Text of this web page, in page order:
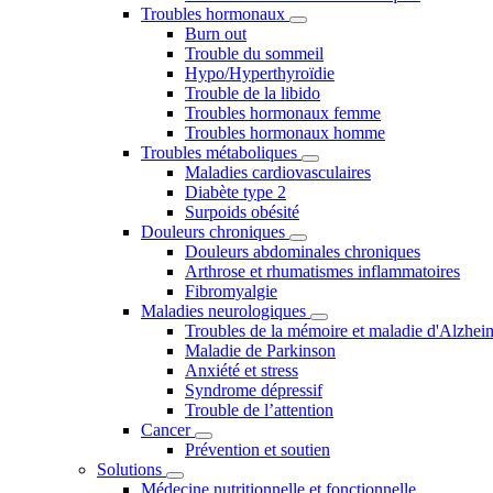
Troubles hormonaux
Burn out
Trouble du sommeil
Hypo/Hyperthyroïdie
Trouble de la libido
Troubles hormonaux femme
Troubles hormonaux homme
Troubles métaboliques
Maladies cardiovasculaires
Diabète type 2
Surpoids obésité
Douleurs chroniques
Douleurs abdominales chroniques
Arthrose et rhumatismes inflammatoires
Fibromyalgie
Maladies neurologiques
Troubles de la mémoire et maladie
Maladie de Parkinson
Anxiété et stress
Syndrome dépressif
Trouble de l’attention
Cancer
Prévention et soutien
Solutions
Médecine nutritionnelle et fonctionnelle